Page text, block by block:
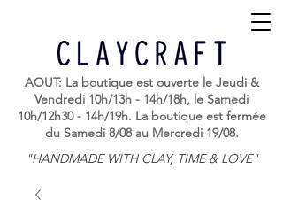
"HANDMADE WITH CLAY, TIME & LOVE"
AOUT: La boutique est ouverte le Jeudi &
Vendredi 10h/13h - 14h/18h, le Samedi
10h/12h30 - 14h/19h. La boutique est fermée
du Samedi 8/08 au Mercredi 19/08.